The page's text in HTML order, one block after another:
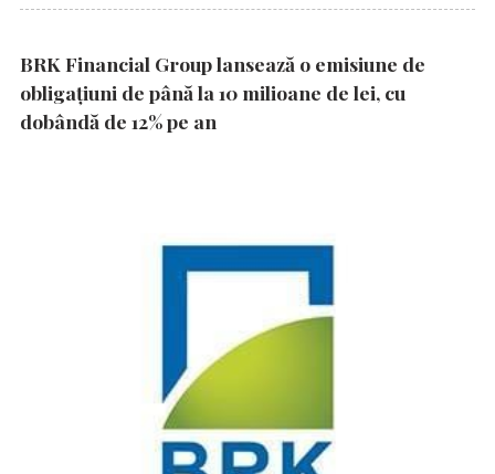
BRK Financial Group lansează o emisiune de
obligațiuni de până la 10 milioane de lei, cu
dobândă de 12% pe an